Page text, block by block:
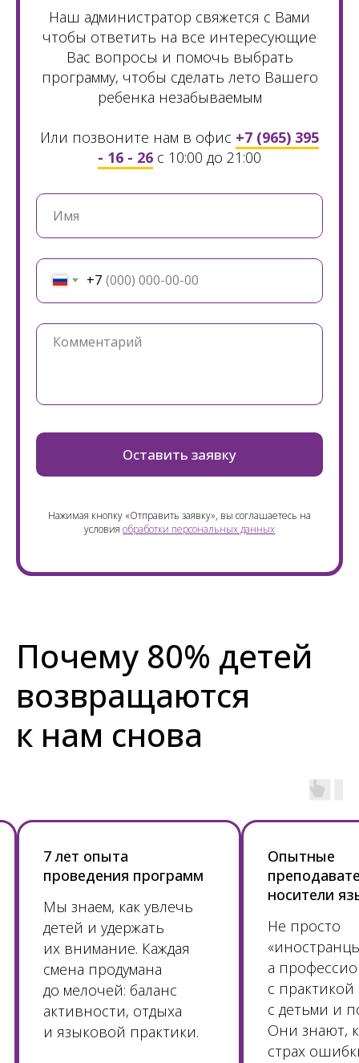
Наш администратор свяжется с Вами
чтобы ответить на все интересующие
Вас вопросы и помочь выбрать
программу, чтобы сделать лето Вашего
ребенка незабываемым
Или позвоните нам в офис +7 (965) 395
- 16 - 26 с 10:00 до 21:00
+7
Оставить заявку
Нажимая кнопку «Отправить заявку», вы соглашаетесь на
условия обработки персональных данных
Почему 80% детей
возвращаются
к нам снова
7 лет опыта
проведения программ
Мы знаем, как увлечь
детей и удержать
их внимание. Каждая
смена продумана
до мелочей: баланс
активности, отдыха
и языковой практики.
Опытные
носители
Не просто
а
с
с детьми и
Они знают,
страх